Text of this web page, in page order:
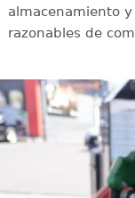
almacenamiento
razonables de